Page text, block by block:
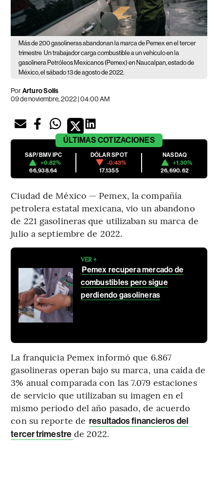
Más de 200 gasolineras abandonan la marca de Pemex en el tercer
trimestre Un trabajador carga combustible a un vehículo en la
gasolinera Petróleos Mexicanos (Pemex) en Naucalpan, estado de
México, el sábado 13 de agosto de 2022.
PorArturo Solís
09 de noviembre, 2022 | 04:00 AM
ÚLTIMAS COTIZACIONES
S&P/BMV IPC
+0.82%
66,938.64
DÓLAR SPOT
-0.43%
17.1355
NASDAQ
+1.30%
26,690.62
Ciudad de México — Pemex, la compañía
petrolera estatal mexicana, vio un abandono
de 221 gasolineras que utilizaban su marca de
julio a septiembre de 2022.
VER +
Pemex recupera mercado de
combustibles pero sigue
perdiendo gasolineras
La franquicia Pemex informó que 6.867
gasolineras operan bajo su marca, una caída de
3% anual comparada con las 7.079 estaciones
de servicio que utilizaban su imagen en el
mismo periodo del año pasado, de acuerdo
con su reporte de resultados financieros del
tercer trimestre de 2022.